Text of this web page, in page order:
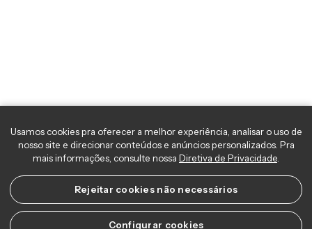
Usamos cookies pra oferecer a melhor experiência, analisar o uso
nosso site e direcionar conteúdos e anúncios personalizados. Pra
mais informações, consulte nossaDiretiva de Privacidade
Rejeitar cookies não necessários